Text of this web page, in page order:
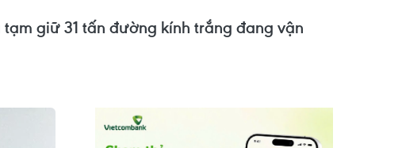
giữ 31 tấn đường kính trắng đang vận